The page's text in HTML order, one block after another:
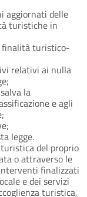
aggiornati delle
turistiche in
finalità turistico-
relativi ai nulla
la
e agli
legge.
del proprio
o attraverso le
finalizzati
e dei servizi
turistica,